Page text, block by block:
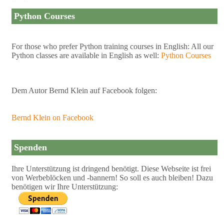
Python Courses
For those who prefer Python training courses in English: All our
Python classes are available in English as well: Python Courses
Dem Autor Bernd Klein auf Facebook folgen:
Bernd Klein on Facebook
Spenden
Ihre Unterstützung ist dringend benötigt. Diese Webseite ist frei
von Werbeblöcken und -bannern! So soll es auch bleiben! Dazu
benötigen wir Ihre Unterstützung: